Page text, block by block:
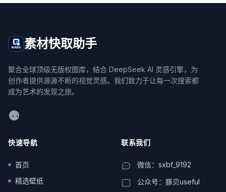
素材快取助手
聚合全球顶级无版权图库，结合 DeepSeek AI 灵感引擎，为
创作者提供源源不断的视觉灵感。我们致力于让每一次搜索都
成为艺术的发现之旅。
WeChat
快速导航
首页
精选壁纸
联系我们
微信：sxbf_9192
公众号：豚贝useful